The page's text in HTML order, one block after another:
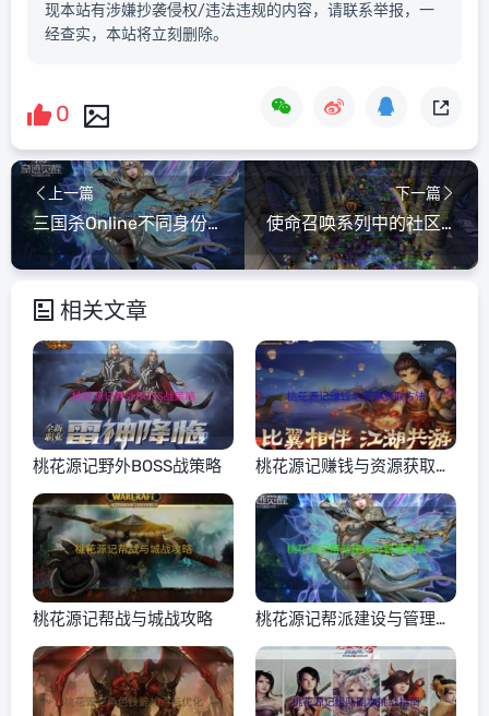
现本站有涉嫌抄袭侵权/违法违规的内容，请联系举报，一
经查实，本站将立刻删除。
0
上一篇
三国杀Online不同身份的策略运用
下一篇
使命召唤系列中的社区活动与玩家赛事
相关文章
桃花源记野外BOSS战策略
桃花源记赚钱与资源获取方
法
桃花源记帮战与城战攻略
桃花源记帮派建设与管理策
略